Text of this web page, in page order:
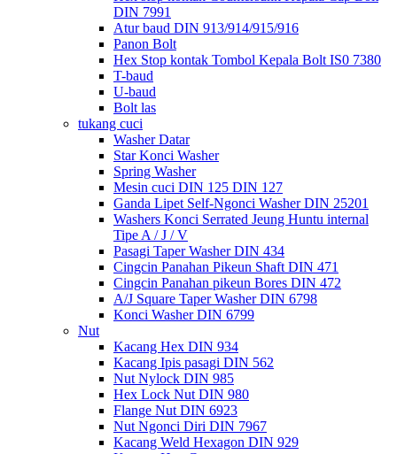
DIN 7991
Atur baud DIN 913/914/915/916
Panon Bolt
Hex Stop kontak Tombol Kepala Bolt IS0 7380
T-baud
U-baud
Bolt las
tukang cuci
Washer Datar
Star Konci Washer
Spring Washer
Mesin cuci DIN 125 DIN 127
Ganda Lipet Self-Ngonci Washer DIN 25201
Washers Konci Serrated Jeung Huntu internal
Tipe A / J / V
Pasagi Taper Washer DIN 434
Cingcin Panahan Pikeun Shaft DIN 471
Cingcin Panahan pikeun Bores DIN 472
A/J Square Taper Washer DIN 6798
Konci Washer DIN 6799
Nut
Kacang Hex DIN 934
Kacang Ipis pasagi DIN 562
Nut Nylock DIN 985
Hex Lock Nut DIN 980
Flange Nut DIN 6923
Nut Ngonci Diri DIN 7967
Kacang Weld Hexagon DIN 929